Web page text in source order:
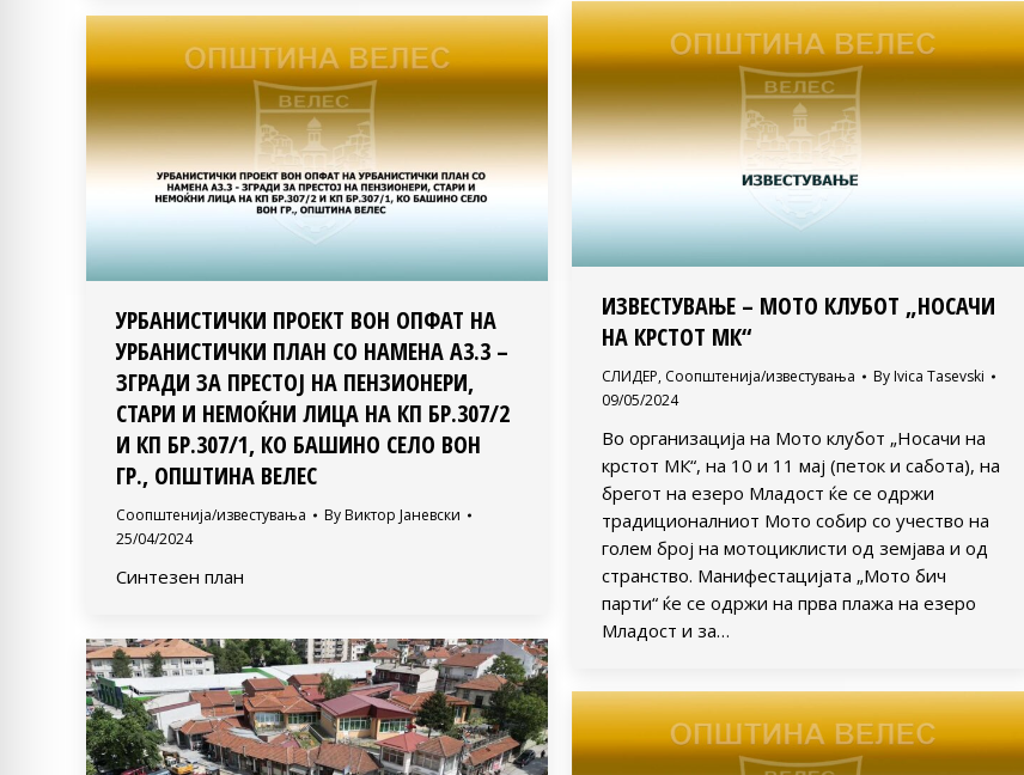
ИЗВЕСТУВАЊЕ – МОТО КЛУБОТ „НОСАЧИ
НА КРСТОТ МК“
СЛИДЕР, Соопштенија/известувања By Ivica Tasevski
09/05/2024
Во организација на Мото клубот „Носачи на
крстот МК“, на 10 и 11 мај (петок и сабота), на
брегот на езеро Младост ќе се одржи
традиционалниот Мото собир со учество на
голем број на мотоциклисти од земјава и од
странство. Манифестацијата „Мото бич
парти“ ќе се одржи на прва плажа на езеро
Младост и за…
УРБАНИСТИЧКИ ПРОЕКТ ВОН ОПФАТ НА
УРБАНИСТИЧКИ ПЛАН СО НАМЕНА А3.3 –
ЗГРАДИ ЗА ПРЕСТОЈ НА ПЕНЗИОНЕРИ,
СТАРИ И НЕМОЌНИ ЛИЦА НА КП БР.307/2
И КП БР.307/1, КО БАШИНО СЕЛО ВОН
ГР., ОПШТИНА ВЕЛЕС
Соопштенија/известувања By Виктор Јаневски
25/04/2024
Синтезен план